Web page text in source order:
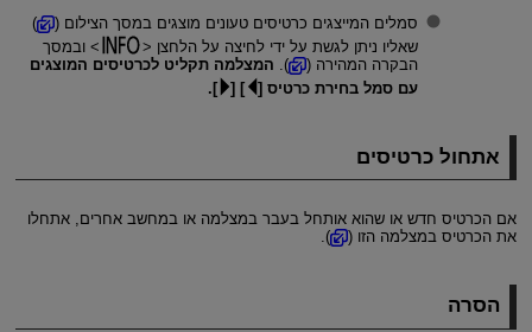
סמלים המייצגים כרטיסים טעונים מוצגים במסך הצילום (
)
שאליו ניתן לגשת על ידי לחיצה על הלחצן
ובמסך
הבקרה המהירה (
). המצלמה תקליט לכרטיסים המוצגים
עם סמל בחירת כרטיס [
] [
].
אתחול כרטיסים
אם הכרטיס חדש או שהוא אותחל בעבר במצלמה או במחשב אחרים, אתחלו
את הכרטיס במצלמה הזו (
).
הסרה